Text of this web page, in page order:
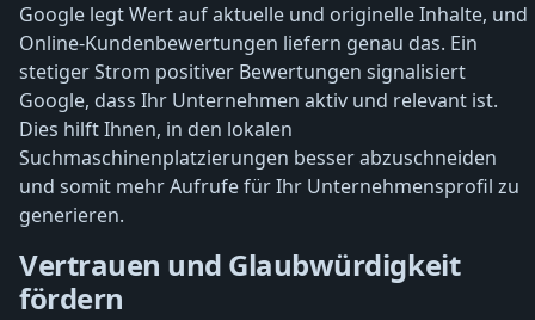
Google legt Wert auf aktuelle und originelle Inhalte, und
Online-Kundenbewertungen liefern genau das. Ein
stetiger Strom positiver Bewertungen signalisiert
Google, dass Ihr Unternehmen aktiv und relevant ist.
Dies hilft Ihnen, in den lokalen
Suchmaschinenplatzierungen besser abzuschneiden
und somit mehr Aufrufe für Ihr Unternehmensprofil zu
generieren.
Vertrauen und Glaubwürdigkeit
fördern